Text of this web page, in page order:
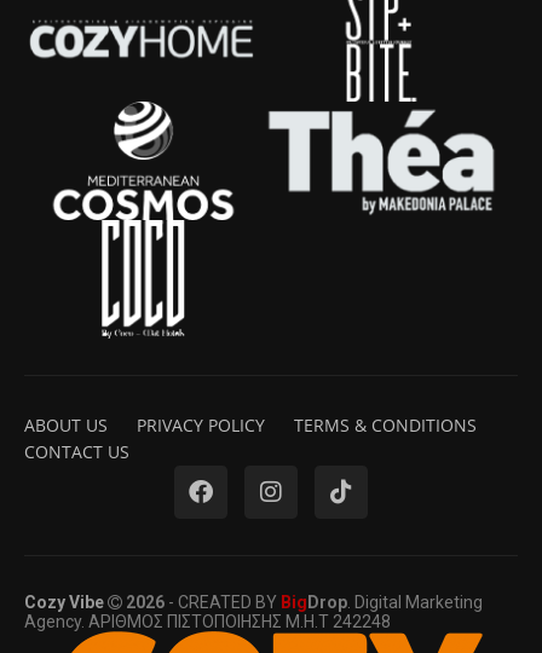
ABOUT US PRIVACY POLICY
TERMS & CONDITIONS
CONTACT US
Cozy Vibe 2026 - CREATED BY Big Drop . Digital Marketing
Agency. ΑΡΙΘΜΟΣ ΠΙΣΤΟΠΟΙΗΣΗΣ Μ.Η.Τ 242248